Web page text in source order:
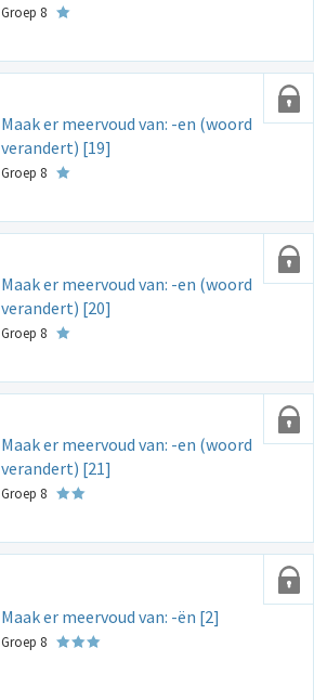
Groep 8
Maak er meervoud van: -en (woord
verandert) [19]
Groep 8
Maak er meervoud van: -en (woord
verandert) [20]
Groep 8
Maak er meervoud van: -en (woord
verandert) [21]
Groep 8
Maak er meervoud van: -ën [2]
Groep 8